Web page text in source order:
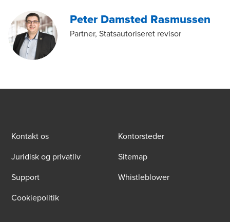
Peter Damsted Rasmussen
Partner, Statsautoriseret revisor
Kontakt os
Kontorsteder
Juridisk og privatliv
Sitemap
Support
Whistleblower
Cookiepolitik